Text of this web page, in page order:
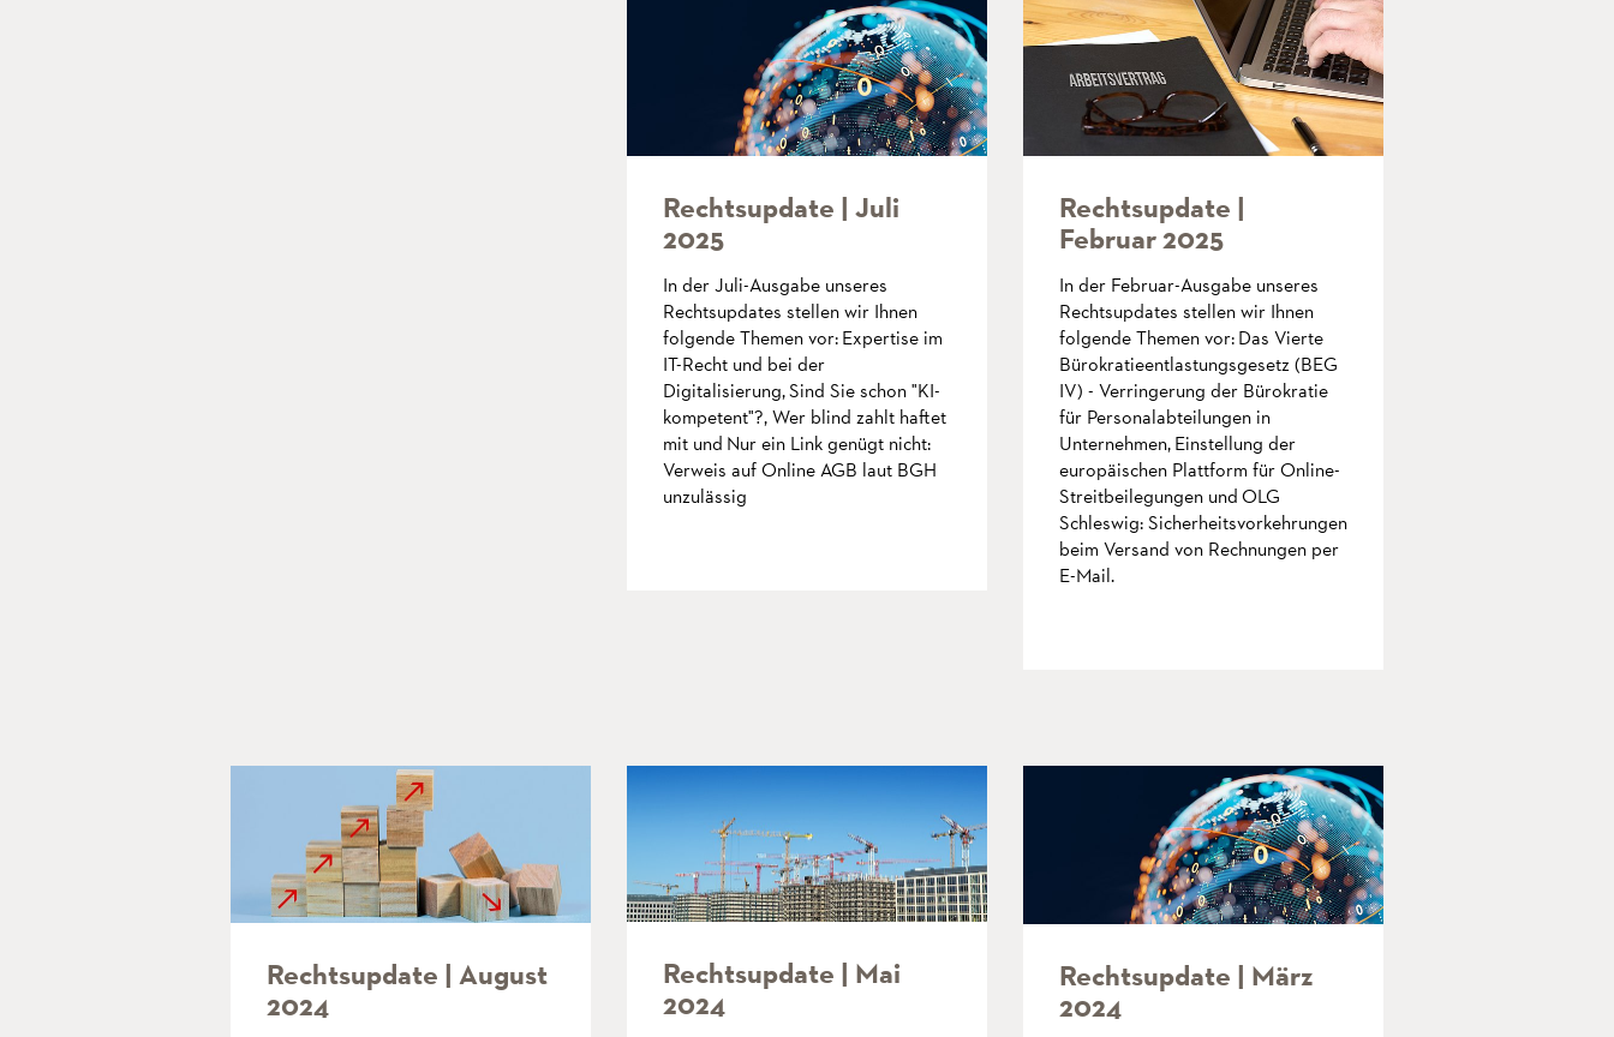
Rechtsupdate | Juli
2025
In der Juli-Ausgabe unseres
Rechtsupdates stellen wir Ihnen
folgende Themen vor: Expertise im
IT-Recht und bei der
Digitalisierung, Sind Sie schon "KI-
kompetent"?, Wer blind zahlt haftet
mit und Nur ein Link genügt nicht:
Verweis auf Online AGB laut BGH
unzulässig
Rechtsupdate |
Februar 2025
In der Februar-Ausgabe unseres
Rechtsupdates stellen wir Ihnen
folgende Themen vor: Das Vierte
Bürokratieentlastungsgesetz (BEG
IV) - Verringerung der Bürokratie
für Personalabteilungen in
Unternehmen, Einstellung der
europäischen Plattform für Online-
Streitbeilegungen und OLG
Schleswig: Sicherheitsvorkehrungen
beim Versand von Rechnungen per
E-Mail.
Rechtsupdate | August
2024
Rechtsupdate | Mai
2024
Rechtsupdate | März
2024